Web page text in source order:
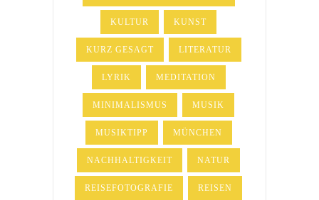
KULTUR KUNST
KURZ GESAGT LITERATUR
LYRIK MEDITATION
MINIMALISMUS MUSIK
MUSIKTIPP MÜNCHEN
NACHHALTIGKEIT NATUR
REISEFOTOGRAFIE REISEN